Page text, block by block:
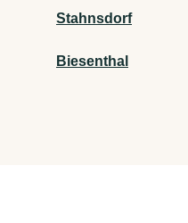
Stahnsdorf
Biesenthal